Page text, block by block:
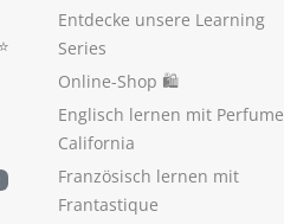
Entdecke unsere Learning
Series
Online-Shop 🛍
Englisch lernen mit Perfume
California
Französisch lernen mit
Frantastique